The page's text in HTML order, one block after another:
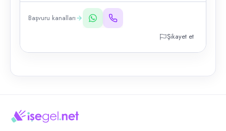
Başvuru kanalları
Şikayet et